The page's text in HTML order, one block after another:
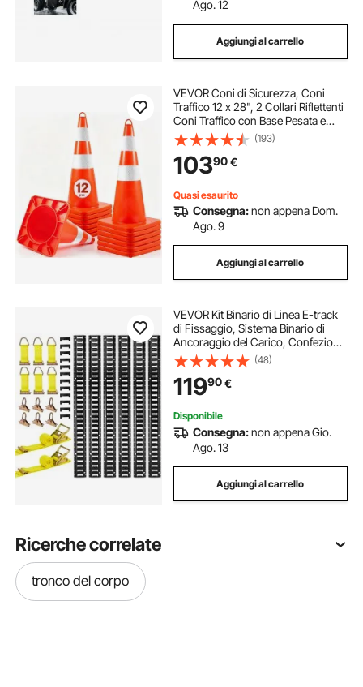
Ago. 12
Aggiungi al carrello
VEVOR Coni di Sicurezza, Coni
Traffico 12 x 28", 2 Collari Riflettenti
Coni Traffico con Base Pesata e
Anello Manuale Utilizzati per il
Controllo del Traffico, Parcheggio
Stradale
(193)
10390€
Quasi esaurito
Consegna:non appena Dom.
Ago. 9
Aggiungi al carrello
VEVOR Kit Binario di Linea E-track
di Fissaggio, Sistema Binario di
Ancoraggio del Carico, Confezione
da 6 Binari E-Track da 1524 mm,
Adatto per Garage, Furgoni,
Rimorchi, Motociclette
(48)
11990€
Disponibile
Consegna:non appena Gio.
Ago. 13
Aggiungi al carrello
Ricerche correlate
tronco del corpo